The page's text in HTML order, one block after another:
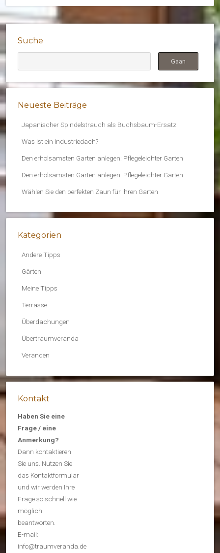
Suche
Neueste Beiträge
Japanischer Spindelstrauch als Buchsbaum-Ersatz
Was ist ein Industriedach?
Den erholsamsten Garten anlegen: Pflegeleichter Garten
Den erholsamsten Garten anlegen: Pflegeleichter Garten
Wählen Sie den perfekten Zaun für Ihren Garten
Kategorien
Andere Tipps
Gärten
Meine Tipps
Terrasse
Überdachungen
Übertraumveranda
Veranden
Kontakt
Haben Sie eine
Frage / eine
Anmerkung?
Dann kontaktieren
Sie uns. Nutzen Sie
das Kontaktformular
und wir werden Ihre
Frage so schnell wie
möglich
beantworten.
E-mail:
info@traumveranda.de